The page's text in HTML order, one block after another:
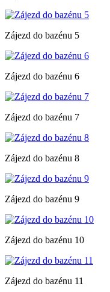
Zájezd do bazénu 5
Zájezd do bazénu 6
Zájezd do bazénu 7
Zájezd do bazénu 8
Zájezd do bazénu 9
Zájezd do bazénu 10
Zájezd do bazénu 11